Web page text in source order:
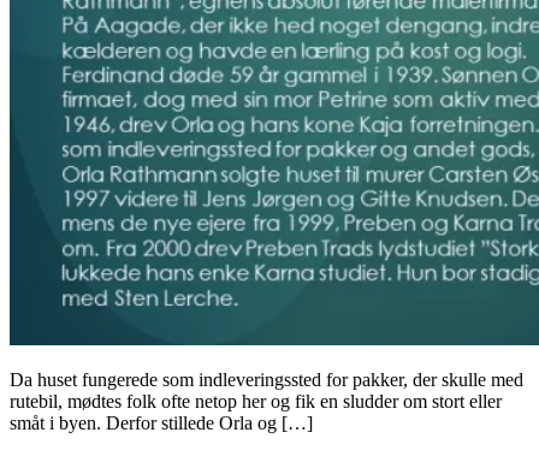
Da huset fungerede som indleveringssted for pakker, der skulle med
rutebil, mødtes folk ofte netop her og fik en sludder om stort eller
småt i byen. Derfor stillede Orla og […]